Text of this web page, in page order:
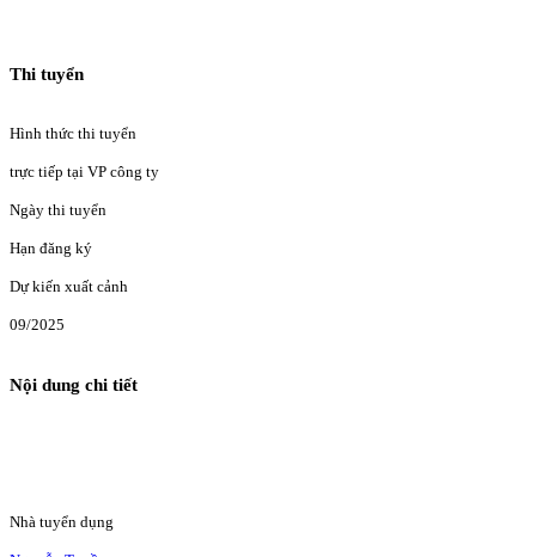
Thi tuyển
Hình thức thi tuyển
trực tiếp tại VP công ty
Ngày thi tuyển
Hạn đăng ký
Dự kiến xuất cảnh
09/2025
Nội dung chi tiết
Nhà tuyển dụng